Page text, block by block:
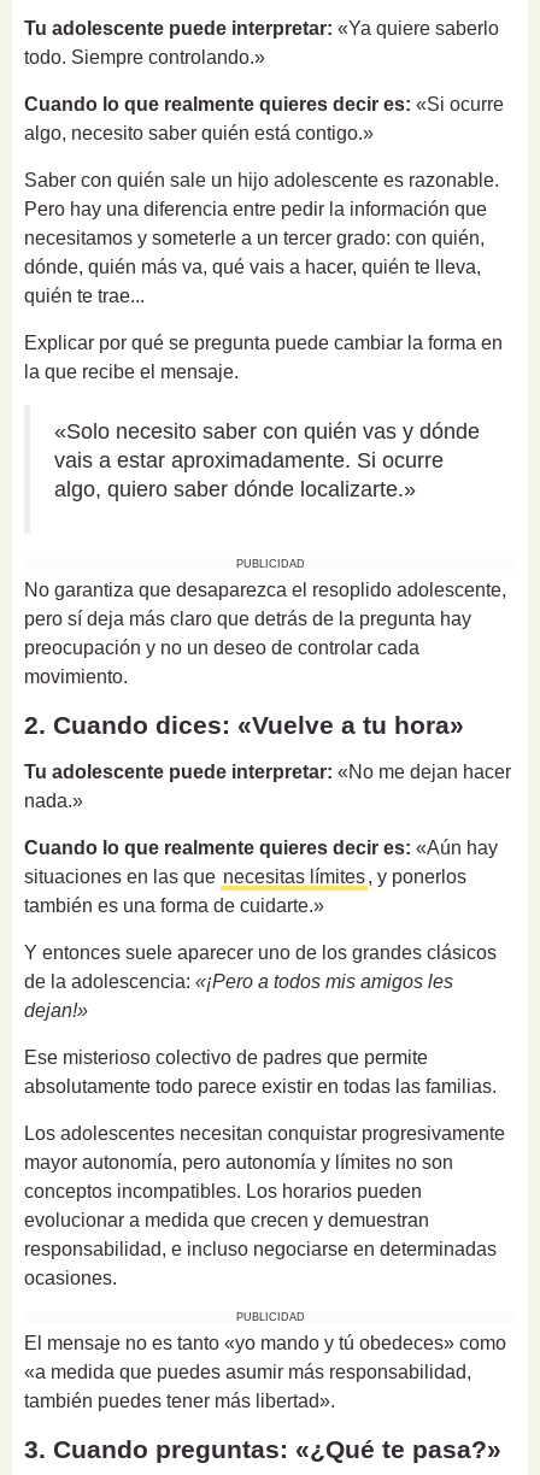
Tu adolescente puede interpretar: «Ya quiere saberlo
todo. Siempre controlando.»
Cuando lo que realmente quieres decir es: «Si ocurre
algo, necesito saber quién está contigo.»
Saber con quién sale un hijo adolescente es razonable.
Pero hay una diferencia entre pedir la información que
necesitamos y someterle a un tercer grado: con quién,
dónde, quién más va, qué vais a hacer, quién te lleva,
quién te trae...
Explicar por qué se pregunta puede cambiar la forma en
la que recibe el mensaje.
«Solo necesito saber con quién vas y dónde
vais a estar aproximadamente. Si ocurre
algo, quiero saber dónde localizarte.»
PUBLICIDAD
No garantiza que desaparezca el resoplido adolescente,
pero sí deja más claro que detrás de la pregunta hay
preocupación y no un deseo de controlar cada
movimiento.
2. Cuando dices: «Vuelve a tu hora»
Tu adolescente puede interpretar: «No me dejan hacer
nada.»
Cuando lo que realmente quieres decir es: «Aún hay
situaciones en las que necesitas límites, y ponerlos
también es una forma de cuidarte.»
Y entonces suele aparecer uno de los grandes clásicos
de la adolescencia: «¡Pero a todos mis amigos les
dejan!»
Ese misterioso colectivo de padres que permite
absolutamente todo parece existir en todas las familias.
Los adolescentes necesitan conquistar progresivamente
mayor autonomía, pero autonomía y límites no son
conceptos incompatibles. Los horarios pueden
evolucionar a medida que crecen y demuestran
responsabilidad, e incluso negociarse en determinadas
ocasiones.
PUBLICIDAD
El mensaje no es tanto «yo mando y tú obedeces» como
«a medida que puedes asumir más responsabilidad,
también puedes tener más libertad».
3. Cuando preguntas: «¿Qué te pasa?»